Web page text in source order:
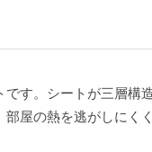
す。シートが三層構
屋の熱を逃がしにく